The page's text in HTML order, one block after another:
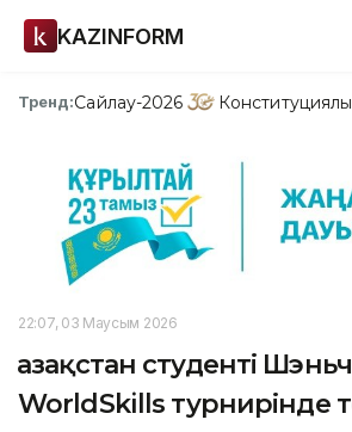
KAZINFORM
Тренд:Сайлау-2026
22:07, 03 Маусым 2026
Қазақстан студенті
WorldSkills турнирінде